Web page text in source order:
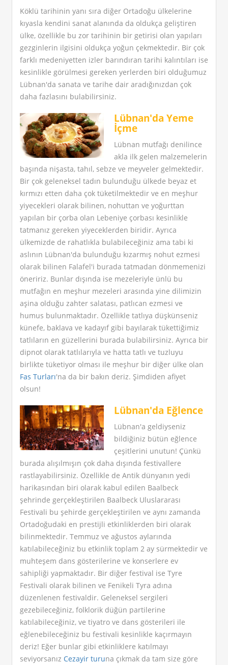
Köklü tarihinin yanı sıra diğer Ortadoğu ülkelerine
kıyasla kendini sanat alanında da oldukça geliştiren
ülke, özellikle bu zor tarihinin bir getirisi olan yapıları
gezginlerin ilgisini oldukça yoğun çekmektedir. Bir çok
farklı medeniyetten izler barındıran tarihi kalıntıları ise
kesinlikle görülmesi gereken yerlerden biri olduğumuz
Lübnan'da sanata ve tarihe dair aradığınızdan çok
daha fazlasını bulabilirsiniz.
Lübnan'da Yeme
İçme
Lübnan mutfağı denilince
akla ilk gelen malzemelerin
başında nişasta, tahıl, sebze ve meyveler gelmektedir.
Bir çok geleneksel tadın bulunduğu ülkede beyaz et
kırmızı etten daha çok tüketilmektedir ve en meşhur
yiyecekleri olarak bilinen, nohuttan ve yoğurttan
yapılan bir çorba olan Lebeniye çorbası kesinlikle
tatmanız gereken yiyeceklerden biridir. Ayrıca
ülkemizde de rahatlıkla bulabileceğiniz ama tabi ki
aslının Lübnan'da bulunduğu kızarmış nohut ezmesi
olarak bilinen Falafel'i burada tatmadan dönmemenizi
öneririz. Bunlar dışında ise mezeleriyle ünlü bu
mutfağın en meşhur mezeleri arasında yine dilimizin
aşina olduğu zahter salatası, patlıcan ezmesi ve
humus bulunmaktadır. Özellikle tatlıya düşkünseniz
künefe, baklava ve kadayıf gibi bayılarak tükettiğimiz
tatlıların en güzellerini burada bulabilirsiniz. Ayrıca bir
dipnot olarak tatlılarıyla ve hatta tatlı ve tuzluyu
birlikte tüketiyor olması ile meşhur bir diğer ülke olan
Fas Turları'na da bir bakın deriz. Şimdiden afiyet
olsun!
Lübnan'da Eğlence
Lübnan'a geldiyseniz
bildiğiniz bütün eğlence
çeşitlerini unutun! Çünkü
burada alışılmışın çok daha dışında festivallere
rastlayabilirsiniz. Özellikle de Antik dünyanın yedi
harikasından biri olarak kabul edilen Baalbeck
şehrinde gerçekleştirilen Baalbeck Uluslararası
Festivali bu şehirde gerçekleştirilen ve aynı zamanda
Ortadoğudaki en prestijli etkinliklerden biri olarak
bilinmektedir. Temmuz ve ağustos aylarında
katılabileceğiniz bu etkinlik toplam 2 ay sürmektedir ve
muhteşem dans gösterilerine ve konserlere ev
sahipliği yapmaktadır. Bir diğer festival ise Tyre
Festivali olarak bilinen ve Fenikeli Tyra adına
düzenlenen festivaldir. Geleneksel sergileri
gezebileceğiniz, folklorik düğün partilerine
katılabileceğiniz, ve tiyatro ve dans gösterileri ile
eğlenebileceğiniz bu festivali kesinlikle kaçırmayın
deriz! Eğer bunlar gibi etkinliklere katılmayı
seviyorsanız Cezayir turuna çıkmak da tam size göre